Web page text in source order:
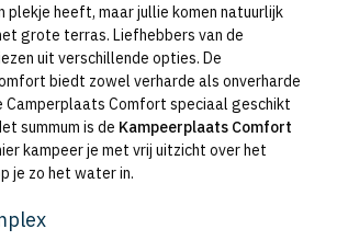
plekje heeft, maar jullie komen natuurlijk
grote terras. Liefhebbers van de
uit verschillende opties. De
biedt zowel verharde als onverharde
Camperplaats Comfort speciaal geschikt
summum is de Kampeerplaats Comfort
kampeer je met vrij uitzicht over het
je zo het water in.